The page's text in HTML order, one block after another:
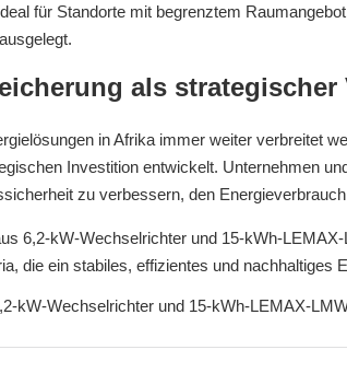
für Standorte mit begrenztem
als strategischer
in Afrika immer weiter verbreitet
Investition entwickelt. Unternehmen
zu verbessern, den
6,2-kW-Wechselrichter und 15-kWh-
die ein stabiles, effizientes und nachhaltiges